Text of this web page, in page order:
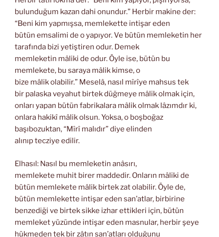
bulunduğum kazan dahi onundur.” Herbir makine der:
“Beni kim yapmışsa, memlekette intişar eden
bütün emsalimi de o yapıyor. Ve bütün memleketin her
tarafında bizi yetiştiren odur. Demek
memleketin mâliki de odur. Öyle ise, bütün bu
memlekete, bu saraya mâlik kimse, o
bize mâlik olabilir.” Meselâ, nasıl mîrîye mahsus tek
bir palaska veyahut birtek düğmeye mâlik olmak için,
onları yapan bütün fabrikalara mâlik olmak lâzımdır ki,
onlara hakikî mâlik olsun. Yoksa, o boşboğaz
başıbozuktan, “Mîrî malıdır” diye elinden
alınıp tecziye edilir.
Elhasıl: Nasıl bu memleketin anâsırı,
memlekete muhit birer maddedir. Onların mâliki de
bütün memlekete mâlik birtek zat olabilir. Öyle de,
bütün memlekette intişar eden san’atlar, birbirine
benzediği ve birtek sikke izhar ettikleri için, bütün
memleket yüzünde intişar eden masnular, herbir şeye
hükmeden tek bir zâtın san’atları olduğunu